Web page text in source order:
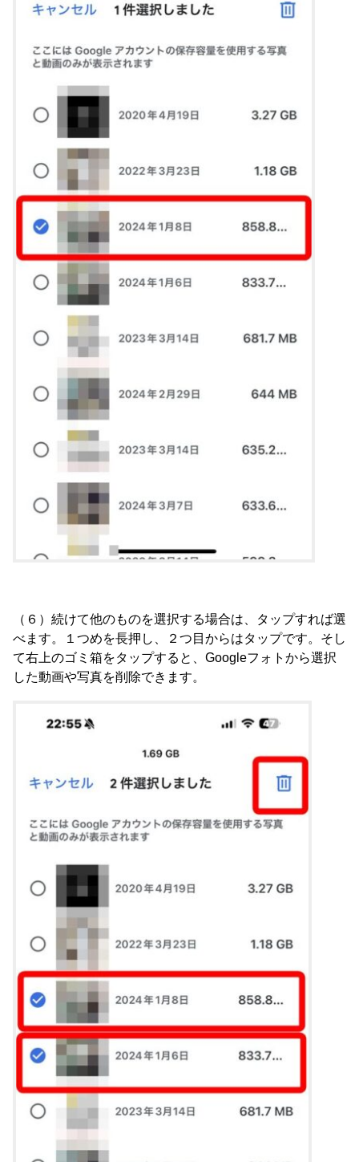
（６）続けて他のものを選択する場合は、タップすれば選
べます。１つめを長押し、２つ目からはタップです。そし
て右上のゴミ箱をタップすると、Googleフォトから選択
した動画や写真を削除できます。